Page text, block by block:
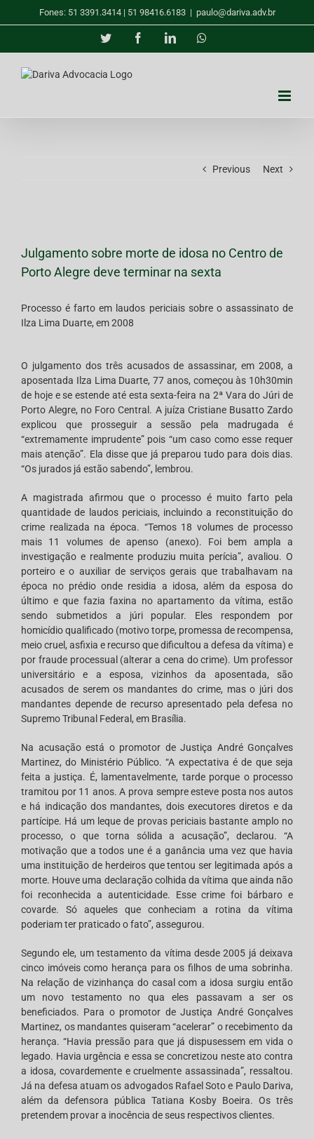
Fones: 51 3391.3414 | 51 98416.6183 | paulo@dariva.adv.br
Twitter FacebookLinkedIn
Previous Next
Image
Julgamento sobre morte de idosa no Centro de
Porto Alegre deve terminar na sexta
Processo é farto em laudos periciais sobre o assassinato de
Ilza Lima Duarte, em 2008
O julgamento dos três acusados de assassinar, em 2008, a
aposentada Ilza Lima Duarte, 77 anos, começou às 10h30min
de hoje e se estende até esta sexta-feira na 2ª Vara do Júri de
Porto Alegre, no Foro Central. A juíza Cristiane Busatto Zardo
explicou que prosseguir a sessão pela madrugada é
“extremamente imprudente” pois “um caso como esse requer
mais atenção”. Ela disse que já preparou tudo para dois dias.
“Os jurados já estão sabendo”, lembrou.
A magistrada afirmou que o processo é muito farto pela
quantidade de laudos periciais, incluindo a reconstituição do
crime realizada na época. “Temos 18 volumes de processo
mais 11 volumes de apenso (anexo). Foi bem ampla a
investigação e realmente produziu muita perícia”, avaliou. O
porteiro e o auxiliar de serviços gerais que trabalhavam na
época no prédio onde residia a idosa, além da esposa do
último e que fazia faxina no apartamento da vítima, estão
sendo submetidos a júri popular. Eles respondem por
homicídio qualificado (motivo torpe, promessa de recompensa,
meio cruel, asfixia e recurso que dificultou a defesa da vítima) e
por fraude processual (alterar a cena do crime). Um professor
universitário e a esposa, vizinhos da aposentada, são
acusados de serem os mandantes do crime, mas o júri dos
mandantes depende de recurso apresentado pela defesa no
Supremo Tribunal Federal, em Brasília.
Na acusação está o promotor de Justiça André Gonçalves
Martinez, do Ministério Público. “A expectativa é de que seja
feita a justiça. É, lamentavelmente, tarde porque o processo
tramitou por 11 anos. A prova sempre esteve posta nos autos
e há indicação dos mandantes, dois executores diretos e da
partícipe. Há um leque de provas periciais bastante amplo no
processo, o que torna sólida a acusação”, declarou. “A
motivação que a todos une é a ganância uma vez que havia
uma instituição de herdeiros que tentou ser legitimada após a
morte. Houve uma declaração colhida da vítima que ainda não
foi reconhecida a autenticidade. Esse crime foi bárbaro e
covarde. Só aqueles que conheciam a rotina da vítima
poderiam ter praticado o fato”, assegurou.
Segundo ele, um testamento da vítima desde 2005 já deixava
cinco imóveis como herança para os filhos de uma sobrinha.
Na relação de vizinhança do casal com a idosa surgiu então
um novo testamento no qua eles passavam a ser os
beneficiados. Para o promotor de Justiça André Gonçalves
Martinez, os mandantes quiseram “acelerar” o recebimento da
herança. “Havia pressão para que já dispusessem em vida o
legado. Havia urgência e essa se concretizou neste ato contra
a idosa, covardemente e cruelmente assassinada”, ressaltou.
Já na defesa atuam os advogados Rafael Soto e Paulo Dariva,
além da defensora pública Tatiana Kosby Boeira. Os três
pretendem provar a inocência de seus respectivos clientes.